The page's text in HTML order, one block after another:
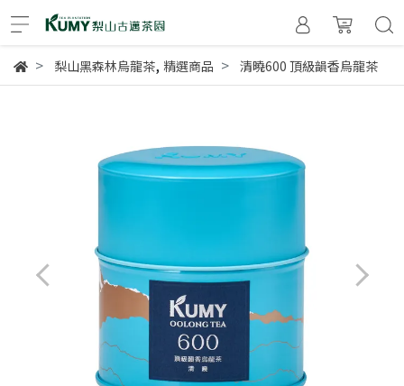
梨山黑森林烏龍茶, 精選商品 清曉600 頂級韻香烏龍茶